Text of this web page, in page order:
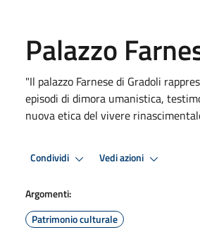
Palazzo
"Il palazzo Farnese di Gradoli
episodi di dimora umanistica,
nuova etica del vivere
Condividi Vedi azioni
Argomenti:
Patrimonio culturale